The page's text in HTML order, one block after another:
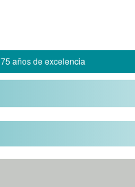
75 años de excelencia